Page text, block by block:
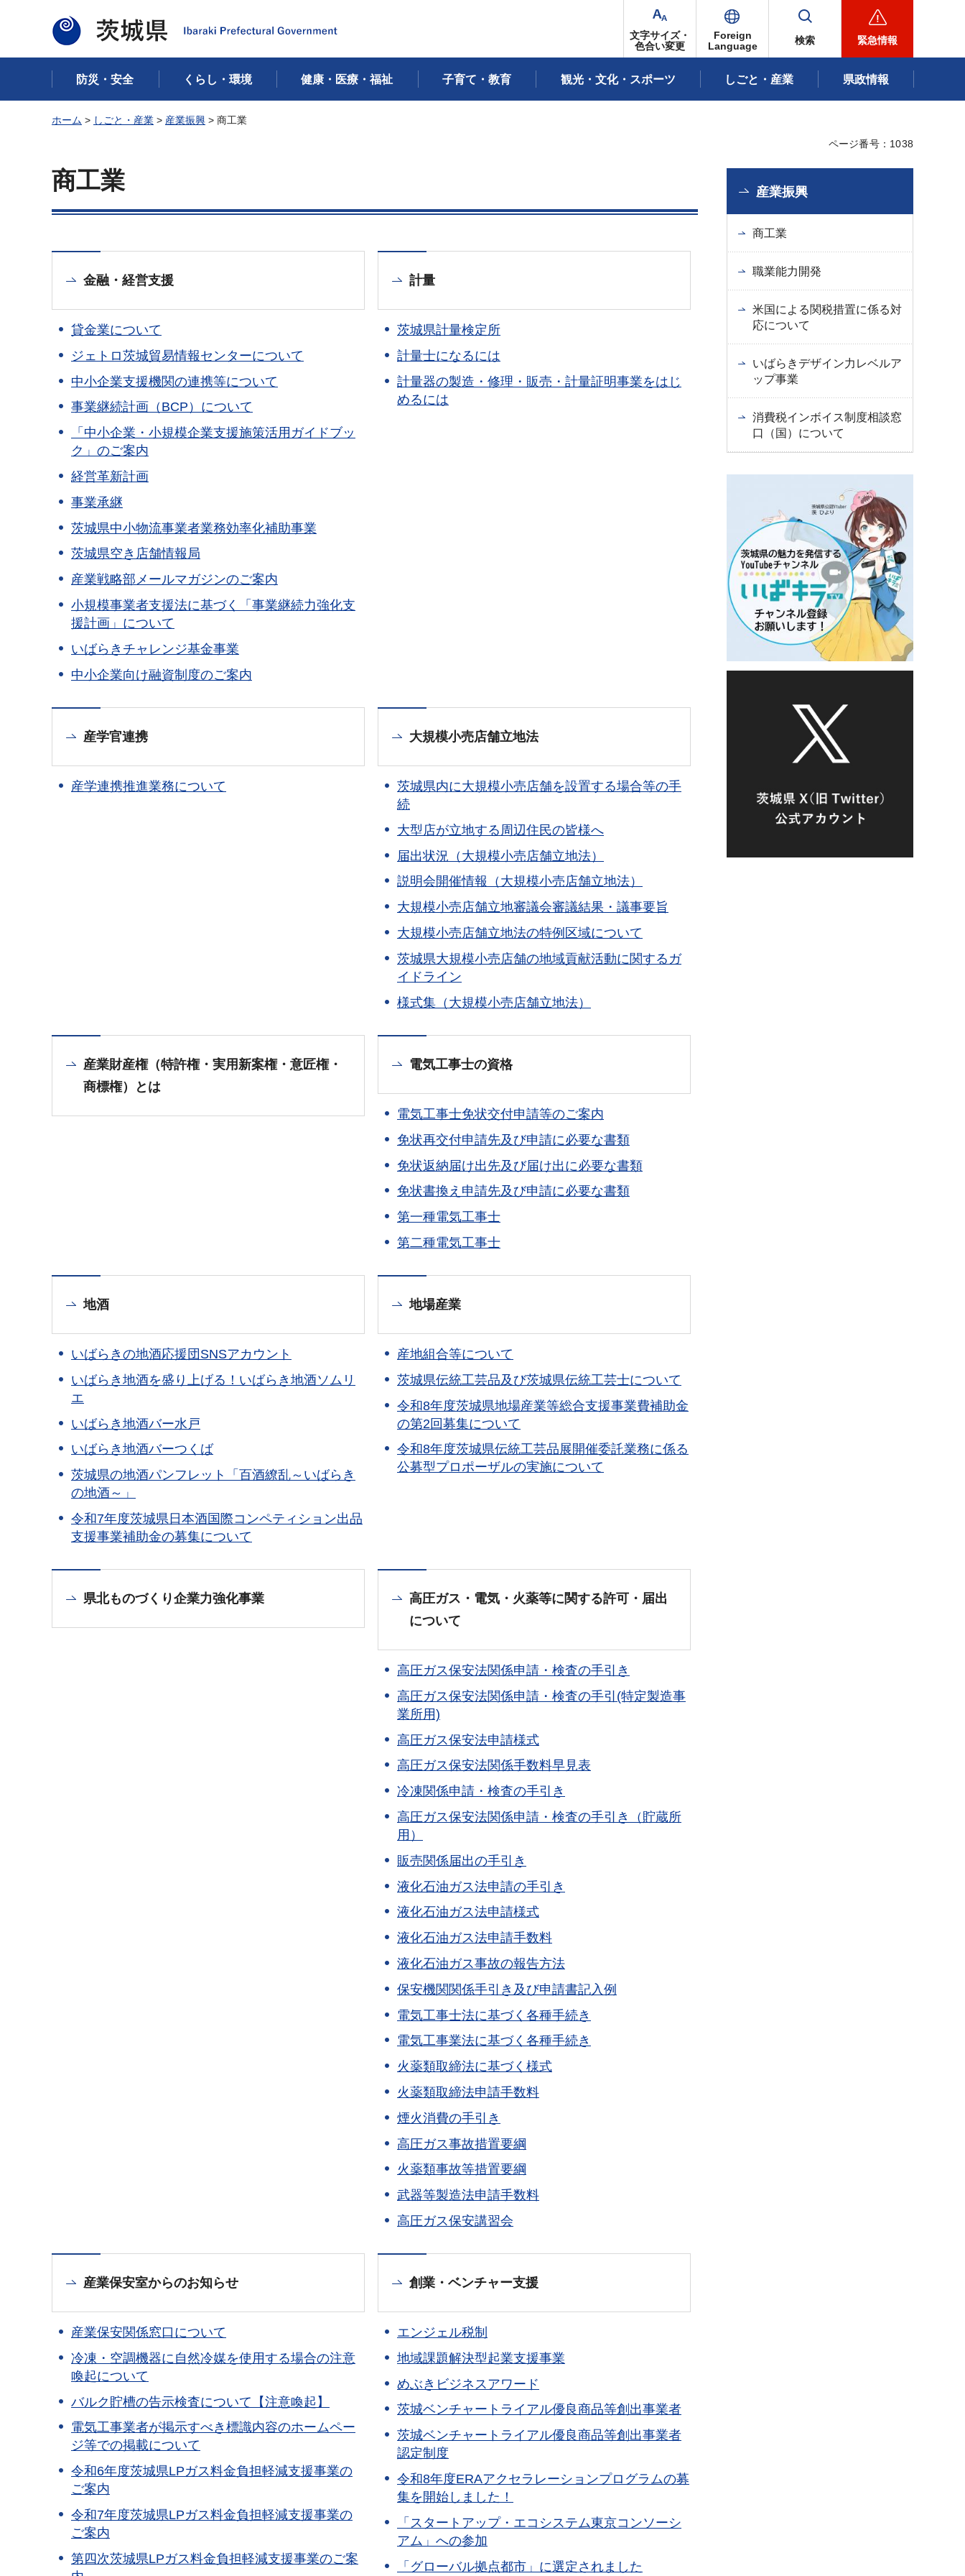
茨城県
文字サイズ・
色合い変更
Foreign
Language
検索 緊急情報
防災・安全 くらし・環境 健康・医療・福祉 子育て・教育 観光・文化・スポーツ しごと・産業 県政情報
ホーム > しごと・産業 > 産業振興 > 商工業
ページ番号：1038
商工業
金融・経営支援
貸金業について
ジェトロ茨城貿易情報センターについて
中小企業支援機関の連携等について
事業継続計画（BCP）について
「中小企業・小規模企業支援施策活用ガイドブッ
ク」のご案内
経営革新計画
事業承継
茨城県中小物流事業者業務効率化補助事業
茨城県空き店舗情報局
産業戦略部メールマガジンのご案内
小規模事業者支援法に基づく「事業継続力強化支
援計画」について
いばらきチャレンジ基金事業
中小企業向け融資制度のご案内
計量
茨城県計量検定所
計量士になるには
計量器の製造・修理・販売・計量証明事業をはじ
めるには
産学官連携
産学連携推進業務について
大規模小売店舗立地法
茨城県内に大規模小売店舗を設置する場合等の手
続
大型店が立地する周辺住民の皆様へ
届出状況（大規模小売店舗立地法）
説明会開催情報（大規模小売店舗立地法）
大規模小売店舗立地審議会審議結果・議事要旨
大規模小売店舗立地法の特例区域について
茨城県大規模小売店舗の地域貢献活動に関するガ
イドライン
様式集（大規模小売店舗立地法）
産業財産権（特許権・実用新案権・意匠権・
商標権）とは
電気工事士の資格
電気工事士免状交付申請等のご案内
免状再交付申請先及び申請に必要な書類
免状返納届け出先及び届け出に必要な書類
免状書換え申請先及び申請に必要な書類
第一種電気工事士
第二種電気工事士
地酒
いばらきの地酒応援団SNSアカウント
いばらき地酒を盛り上げる！いばらき地酒ソムリ
エ
いばらき地酒バー水戸
いばらき地酒バーつくば
茨城県の地酒パンフレット「百酒繚乱～いばらき
の地酒～」
令和7年度茨城県日本酒国際コンペティション出品
支援事業補助金の募集について
地場産業
産地組合等について
茨城県伝統工芸品及び茨城県伝統工芸士について
令和8年度茨城県地場産業等総合支援事業費補助金
の第2回募集について
令和8年度茨城県伝統工芸品展開催委託業務に係る
公募型プロポーザルの実施について
県北ものづくり企業力強化事業
高圧ガス・電気・火薬等に関する許可・届出
について
高圧ガス保安法関係申請・検査の手引き
高圧ガス保安法関係申請・検査の手引(特定製造事
業所用)
高圧ガス保安法申請様式
高圧ガス保安法関係手数料早見表
冷凍関係申請・検査の手引き
高圧ガス保安法関係申請・検査の手引き（貯蔵所
用）
販売関係届出の手引き
液化石油ガス法申請の手引き
液化石油ガス法申請様式
液化石油ガス法申請手数料
液化石油ガス事故の報告方法
保安機関関係手引き及び申請書記入例
電気工事士法に基づく各種手続き
電気工事業法に基づく各種手続き
火薬類取締法に基づく様式
火薬類取締法申請手数料
煙火消費の手引き
高圧ガス事故措置要綱
火薬類事故等措置要綱
武器等製造法申請手数料
高圧ガス保安講習会
産業保安室からのお知らせ
産業保安関係窓口について
冷凍・空調機器に自然冷媒を使用する場合の注意
喚起について
バルク貯槽の告示検査について【注意喚起】
電気工事業者が掲示すべき標識内容のホームペー
ジ等での掲載について
令和6年度茨城県LPガス料金負担軽減支援事業の
ご案内
令和7年度茨城県LPガス料金負担軽減支援事業の
ご案内
第四次茨城県LPガス料金負担軽減支援事業のご案
創業・ベンチャー支援
エンジェル税制
地域課題解決型起業支援事業
めぶきビジネスアワード
茨城ベンチャートライアル優良商品等創出事業者
茨城ベンチャートライアル優良商品等創出事業者
認定制度
令和8年度ERAアクセラレーションプログラムの募
集を開始しました！
「スタートアップ・エコシステム東京コンソーシ
アム」への参加
「グローバル拠点都市」に選定されました
産業振興
商工業
職業能力開発
米国による関税措置に係る対
応について
いばらきデザイン力レベルア
ップ事業
消費税インボイス制度相談窓
口（国）について